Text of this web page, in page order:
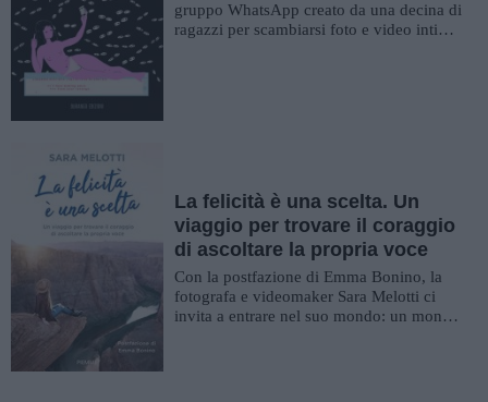
gruppo WhatsApp creato da una decina di
ragazzi per scambiarsi foto e video intimi
La felicità è una scelta. Un
viaggio per trovare il coraggio
di ascoltare la propria voce
Con la postfazione di Emma Bonino, la
fotografa e videomaker Sara Melotti ci
invita a entrare nel suo mondo: un mondo